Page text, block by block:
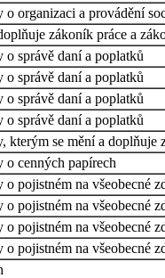
o organizaci a provádění
zákoník práce a
o správě daní a poplatků
o správě daní a poplatků
o správě daní a poplatků
o správě daní a poplatků
kterým se mění a
o cenných papírech
o pojistném na všeobecné
o pojistném na všeobecné
o pojistném na všeobecné
o pojistném na všeobecné